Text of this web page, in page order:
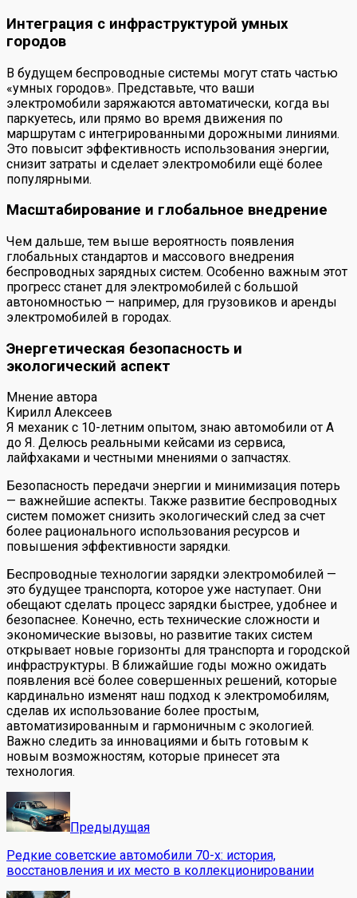
Интеграция с инфраструктурой умных
городов
В будущем беспроводные системы могут стать частью
«умных городов». Представьте, что ваши
электромобили заряжаются автоматически, когда вы
паркуетесь, или прямо во время движения по
маршрутам с интегрированными дорожными линиями.
Это повысит эффективность использования энергии,
снизит затраты и сделает электромобили ещё более
популярными.
Масштабирование и глобальное внедрение
Чем дальше, тем выше вероятность появления
глобальных стандартов и массового внедрения
беспроводных зарядных систем. Особенно важным этот
прогресс станет для электромобилей с большой
автономностью — например, для грузовиков и аренды
электромобилей в городах.
Энергетическая безопасность и
экологический аспект
Мнение автора
Кирилл Алексеев
Я механик с 10-летним опытом, знаю автомобили от А
до Я. Делюсь реальными кейсами из сервиса,
лайфхаками и честными мнениями о запчастях.
Безопасность передачи энергии и минимизация потерь
— важнейшие аспекты. Также развитие беспроводных
систем поможет снизить экологический след за счет
более рационального использования ресурсов и
повышения эффективности зарядки.
Беспроводные технологии зарядки электромобилей —
это будущее транспорта, которое уже наступает. Они
обещают сделать процесс зарядки быстрее, удобнее и
безопаснее. Конечно, есть технические сложности и
экономические вызовы, но развитие таких систем
открывает новые горизонты для транспорта и городской
инфраструктуры. В ближайшие годы можно ожидать
появления всё более совершенных решений, которые
кардинально изменят наш подход к электромобилям,
сделав их использование более простым,
автоматизированным и гармоничным с экологией.
Важно следить за инновациями и быть готовым к
новым возможностям, которые принесет эта
технология.
Предыдущая
Редкие советские автомобили 70-х: история,
восстановления и их место в коллекционировании